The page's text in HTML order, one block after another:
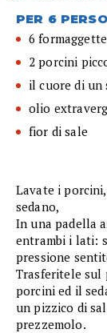
PER 6
6 formaggette
2 porcini
il cuore di un
olio
fior di sale
Lavate i
sedano,
In una padella
entrambi i lati:
pressione
Trasferitele sul
porcini ed il
un pizzico di
prezzemolo.